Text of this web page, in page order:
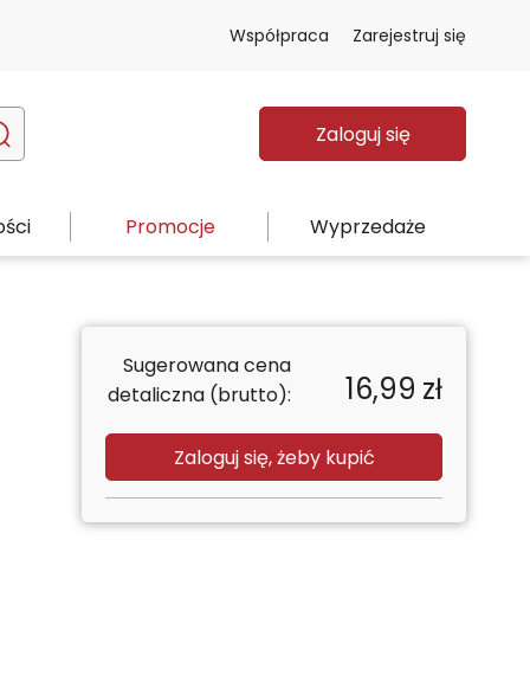
Współpraca Zarejestruj się
Zaloguj się
Promocje Wyprzedaże
Sugerowana cena
detaliczna (brutto):
16,99 zł
Zaloguj się, żeby kupić